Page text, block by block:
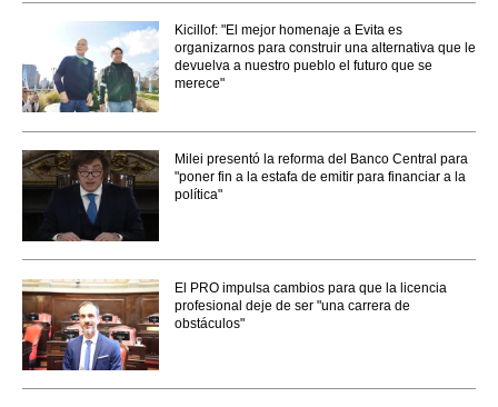
Kicillof: "El mejor homenaje a Evita es
organizarnos para construir una alternativa que le
devuelva a nuestro pueblo el futuro que se
merece"
Milei presentó la reforma del Banco Central para
"poner fin a la estafa de emitir para financiar a la
política"
El PRO impulsa cambios para que la licencia
profesional deje de ser "una carrera de
obstáculos"